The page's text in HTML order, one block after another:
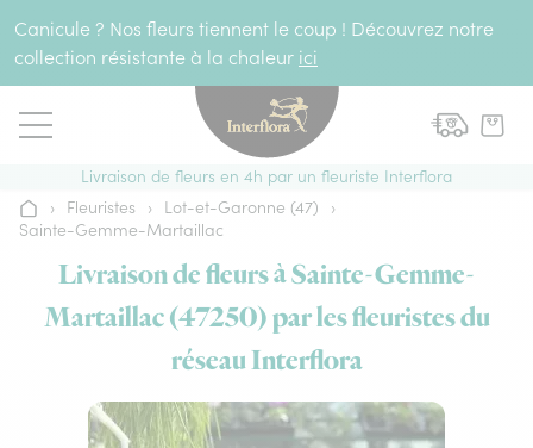
Canicule ? Nos fleurs tiennent le coup ! Découvrez notre
collection résistante à la chaleur ici
Livraison de fleurs en 4h par un fleuriste Interflora
Accueil
› Fleuristes › Lot-et-Garonne (47)
›
Sainte-Gemme-Martaillac
Livraison de fleurs à Sainte-Gemme-
Martaillac (47250) par les fleuristes du
réseau Interflora